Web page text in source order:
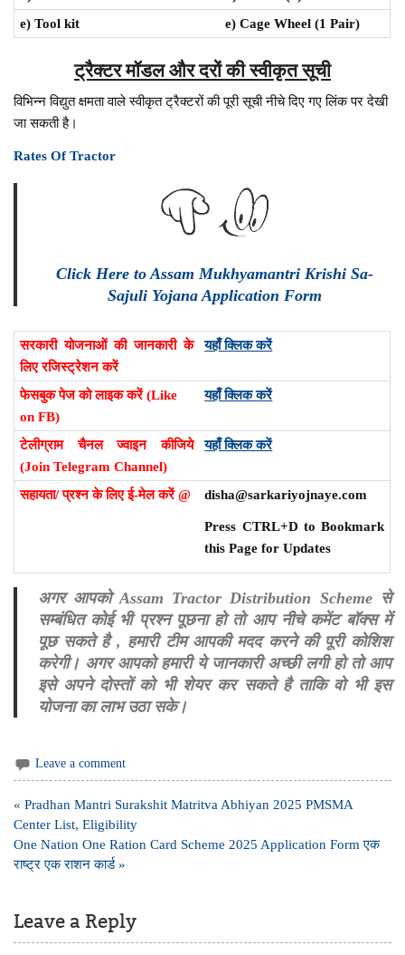
e) Tool kit
e) Cage Wheel (1 Pair)
ट्रैक्टर मॉडल और दरों की स्वीकृत सूची
विभिन्न विद्युत क्षमता वाले स्वीकृत ट्रैक्टरों की पूरी सूची नीचे दिए गए लिंक पर देखी
जा सकती है।
Rates Of Tractor
Click Here to Assam Mukhyamantri Krishi Sa-
Sajuli Yojana Application Form
सरकारी योजनाओं की जानकारी के
लिए रजिस्ट्रेशन करें
यहाँ क्लिक करें
फेसबुक पेज को लाइक करें (Like
on FB)
यहाँ क्लिक करें
टेलीग्राम चैनल ज्वाइन कीजिये
(Join Telegram Channel)
यहाँ क्लिक करें
सहायता/ प्रश्न के लिए ई-मेल करें @ disha@sarkariyojnaye.com
Press CTRL+D to Bookmark
this Page for Updates
अगर आपको Assam Tractor Distribution Scheme से
सम्बंधित कोई भी प्रश्न पूछना हो तो आप नीचे कमेंट बॉक्स में
पूछ सकते है , हमारी टीम आपकी मदद करने की पूरी कोशिश
करेगी। अगर आपको हमारी ये जानकारी अच्छी लगी हो तो आप
इसे अपने दोस्तों को भी शेयर कर सकते है ताकि वो भी इस
योजना का लाभ उठा सके।
Leave a comment
Post
navigation
« Pradhan Mantri Surakshit Matritva Abhiyan 2025 PMSMA
Center List, Eligibility
One Nation One Ration Card Scheme 2025 Application Form एक
राष्ट्र एक राशन कार्ड »
Leave a Reply